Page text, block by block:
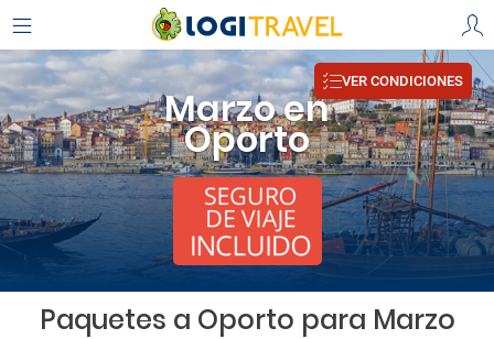
Marzo en
Oporto
VER CONDICIONES
Paquetes a Oporto para Marzo